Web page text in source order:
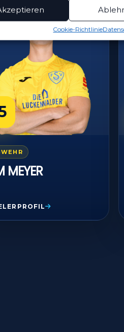
und Kombination von Daten aus
verschiedener Endgeräte,
automatisch übermittelter
der Sicherheit,
von Betrug und
und Anzeige von
zum
Cookie-Richtlinie
MEYER